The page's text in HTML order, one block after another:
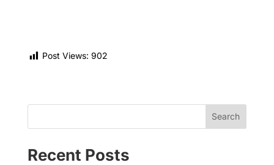
Post Views: 902
Search
Recent Posts